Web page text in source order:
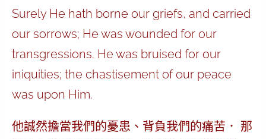
Surely He hath borne our griefs, and carried
our sorrows; He was wounded for our
transgressions. He was bruised for our
iniquities; the chastisement of our peace
was upon Him.
他誠然擔當我們的憂患、背負我們的痛苦． 那